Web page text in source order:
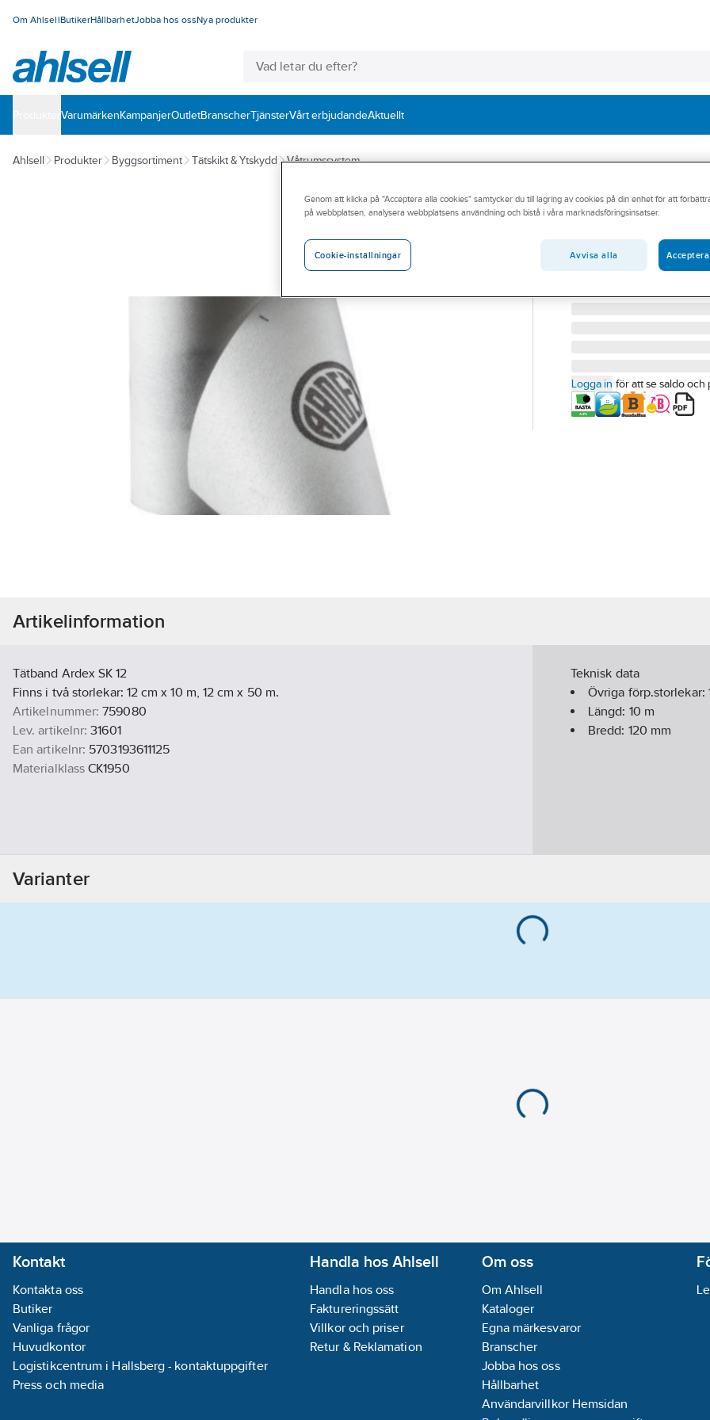
Om AhlsellButikerHållbarhetJobba hos ossNya produkter
VarumärkenKampanjerOutletBranscherTjänsterVårt erbjudandeAktuellt
Ahlsell Produkter Byggsortiment Tätskikt & Ytskydd Våtrumssystem
ARDEX
Tätband Ardex
TÄTBAND ARDEX SK
Artikelnummer:
759080
31601
Logga in för att se saldo och
Artikelinformation
Tätband Ardex SK 12
Finns i två storlekar: 12 cm x 10 m, 12 cm x 50 m.
Artikelnummer: 759080
Lev. artikelnr: 31601
Ean artikelnr: 5703193611125
Materialklass CK1950
Teknisk data
Övriga förp.storlekar:
Längd: 10 m
Bredd: 120 mm
Varianter
Kontakt
Kontakta oss
Butiker
Vanliga frågor
Huvudkontor
Logistikcentrum i Hallsberg - kontaktuppgifter
Press och media
Handla hos Ahlsell
Handla hos oss
Faktureringssätt
Villkor och priser
Retur & Reklamation
Om oss
Om Ahlsell
Kataloger
Egna märkesvaror
Branscher
Jobba hos oss
Hållbarhet
Användarvillkor Hemsidan
Genom att klicka på "Acceptera alla cookies" samtycker du till lagring av cookies på din enhet för att
på webbplatsen, analysera webbplatsens användning och bistå i våra marknadsföringsinsatser.
Cookie-inställningar Avvisa alla